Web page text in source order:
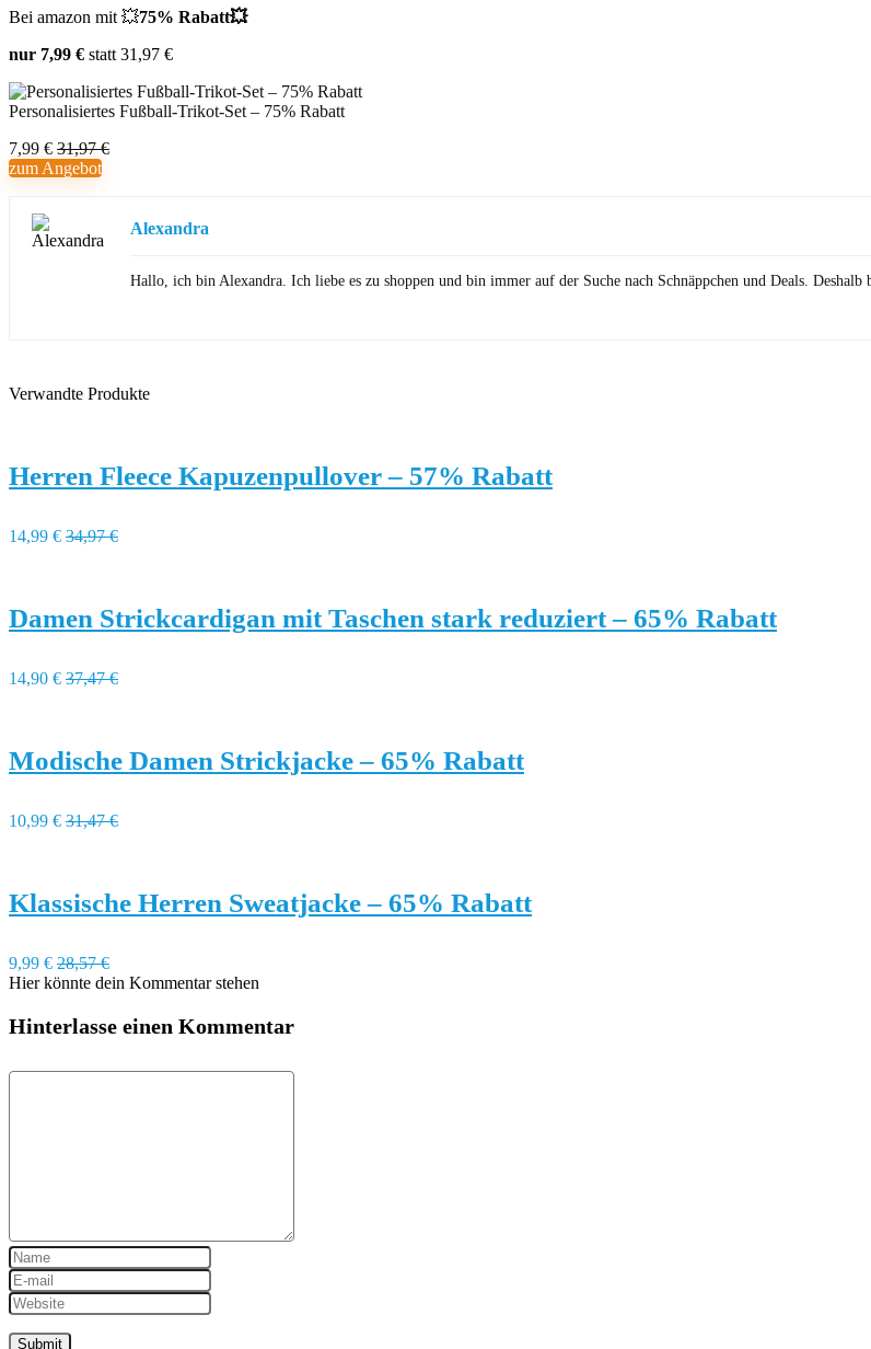
Bei amazon mit 💥75% Rabatt💥
nur 7,99 € statt 31,97 €
Personalisiertes Fußball-Trikot-Set – 75% Rabatt
7,99 € 31,97 €
zum Angebot
Alexandra
Hallo, ich bin Alexandra. Ich liebe es zu shoppen und bin immer auf der Suche nach Schnäppchen und Deals.
Verwandte Produkte
Herren Fleece Kapuzenpullover – 57% Rabatt
14,99 € 34,97 €
Damen Strickcardigan mit Taschen stark reduziert – 65% Rabatt
14,90 € 37,47 €
Modische Damen Strickjacke – 65% Rabatt
10,99 € 31,47 €
Klassische Herren Sweatjacke – 65% Rabatt
9,99 € 28,57 €
Hier könnte dein Kommentar stehen
Hinterlasse einen Kommentar